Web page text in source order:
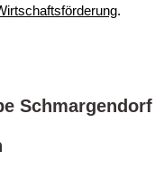
.
Schmargendorf